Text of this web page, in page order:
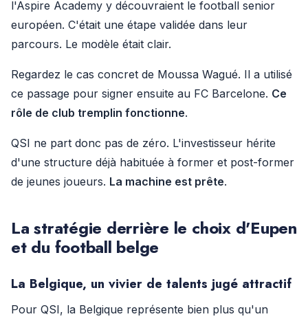
l'Aspire Academy y découvraient le football senior
européen. C'était une étape validée dans leur
parcours. Le modèle était clair.
Regardez le cas concret de Moussa Wagué. Il a utilisé
ce passage pour signer ensuite au FC Barcelone. Ce
rôle de club tremplin fonctionne.
QSI ne part donc pas de zéro. L'investisseur hérite
d'une structure déjà habituée à former et post-former
de jeunes joueurs. La machine est prête.
La stratégie derrière le choix d'Eupen
et du football belge
La Belgique, un vivier de talents jugé attractif
Pour QSI, la Belgique représente bien plus qu'un